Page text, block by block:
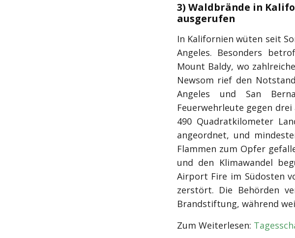
3) Waldbrände in
ausgerufen
In Kalifornien wüten seit
Angeles. Besonders
Mount Baldy, wo
Newsom rief den
Angeles und San
Feuerwehrleute gegen
490 Quadratkilometer
angeordnet, und
Flammen zum Opfer
und den Klimawandel
Airport Fire im Südosten
zerstört. Die Behörden
Brandstiftung, während
Zum Weiterlesen: